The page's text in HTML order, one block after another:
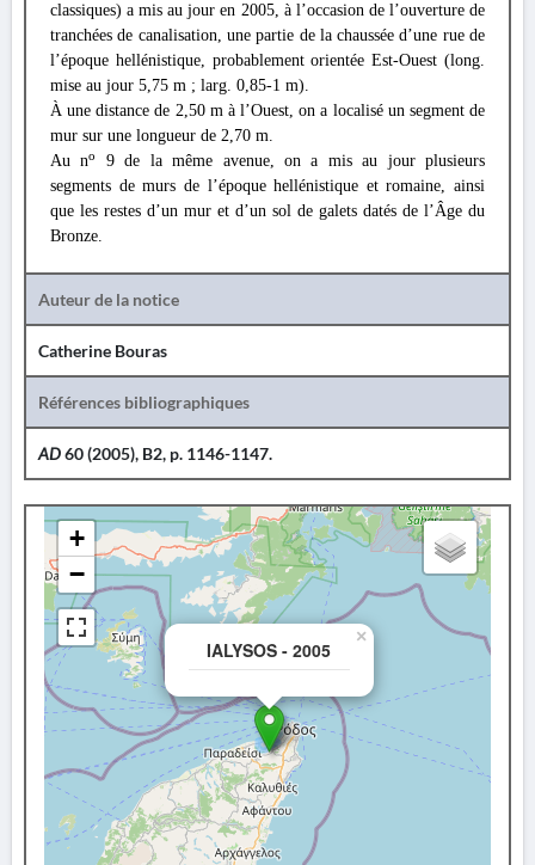
classiques) a mis au jour en 2005, à l’occasion de l’ouverture de
tranchées de canalisation, une partie de la chaussée d’une rue de
l’époque hellénistique, probablement orientée Est-Ouest (long.
mise au jour 5,75 m ; larg. 0,85-1 m).
À une distance de 2,50 m à l’Ouest, on a localisé un segment de
mur sur une longueur de 2,70 m.
Au no
9 de la même avenue, on a mis au jour plusieurs
segments de murs de l’époque hellénistique et romaine, ainsi
que les restes d’un mur et d’un sol de galets datés de l’Âge du
Bronze.
Auteur de la notice
Catherine Bouras
Références bibliographiques
AD60 (2005), B2, p. 1146-1147.
IALYSOS - 2005
×
+
−